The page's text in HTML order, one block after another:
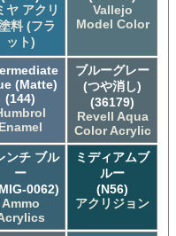
ヤ アクリ
料 (フラ
ット)
Vallejo
Model Color
(Matte)
(144)
Enamel
ブルーグレー
(つや消し)
(36179)
Revell Aqua
Color Acrylic
ンチ ブル
ー
0062)
Ammo
ミディアムブ
ルー
(N56)
アクリジョン